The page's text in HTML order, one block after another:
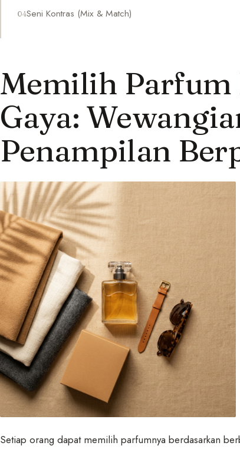
Seni Kontras (Mix & Match)
Memilih Parfum
Gaya:
Penampilan
Setiap orang dapat memilih parfumnya berdasarkan